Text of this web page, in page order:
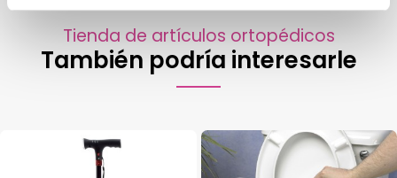
Tienda de artículos ortopédicos
También podría interesarle